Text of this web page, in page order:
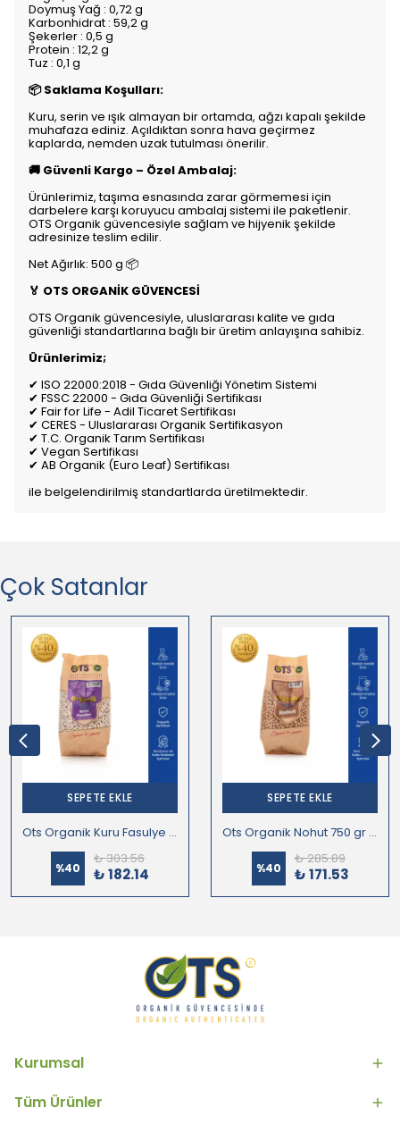
Doymuş Yağ : 0,72 g
Karbonhidrat : 59,2 g
Şekerler : 0,5 g
Protein : 12,2 g
Tuz : 0,1 g
📦 Saklama Koşulları:
Kuru, serin ve ışık almayan bir ortamda, ağzı kapalı şekilde
muhafaza ediniz. Açıldıktan sonra hava geçirmez
kaplarda, nemden uzak tutulması önerilir.
🚚 Güvenli Kargo – Özel Ambalaj:
Ürünlerimiz, taşıma esnasında zarar görmemesi için
darbelere karşı koruyucu ambalaj sistemi ile paketlenir.
OTS Organik güvencesiyle sağlam ve hijyenik şekilde
adresinize teslim edilir.
Net Ağırlık: 500 g 📦
🏅 OTS ORGANİK GÜVENCESİ
OTS Organik güvencesiyle, uluslararası kalite ve gıda
güvenliği standartlarına bağlı bir üretim anlayışına sahibiz.
Ürünlerimiz;
✔ ISO 22000:2018 - Gıda Güvenliği Yönetim Sistemi
✔ FSSC 22000 - Gıda Güvenliği Sertifikası
✔ Fair for Life - Adil Ticaret Sertifikası
✔ CERES - Uluslararası Organik Sertifikasyon
✔ T.C. Organik Tarım Sertifikası
✔ Vegan Sertifikası
✔ AB Organik (Euro Leaf) Sertifikası
ile belgelendirilmiş standartlarda üretilmektedir.
Çok Satanlar
SEPETE EKLE
Ots Organik Kuru Fasulye 750 gr (Organik Sertifikalı, Pestisit Analizli)
%40
₺ 303.56
₺ 182.14
SEPETE EKLE
Ots Organik Nohut 750 gr (Organik Sertifikalı, Pestisit Analizli)
%40
₺ 285.89
₺ 171.53
Kurumsal
Tüm Ürünler